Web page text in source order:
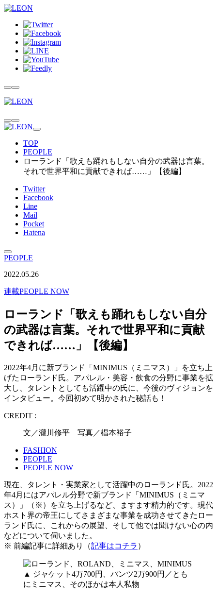
TOP
PEOPLE
ローランド「歌えも踊れもしない自分の武器は言葉。
それで世界平和に貢献できれば……」【後編】
Twitter
Facebook
Line
Mail
Pocket
Hatena
PEOPLE
2022.05.26
連載PEOPLE NOW
ローランド「歌えも踊れもしない自分
の武器は言葉。それで世界平和に貢献
できれば……」【後編】
2022年4月に新ブランド「MINIMUS（ミニマス）」を立ち上
げたローランド氏。アパレル・美容・飲食の分野に事業を拡
大し、タレントとしても活躍中の氏に、今後のヴィジョンを
インタビュー。今回初めて明かされた秘話も！
CREDIT :
文／瀧川修平 写真／椙本裕子
FASHION
PEOPLE
PEOPLE NOW
現在、タレント・実業家として活躍中のローランド氏。2022
年4月にはアパレル分野で新ブランド「MINIMUS（ミニマ
ス）」（※）を立ち上げるなど、ますます精力的です。現代
ホスト界の帝王にしてさまざまな事業を成功させてきたロー
ランド氏に、これからの展望、そして他では聞けない心の内
などについて伺いました。
※ 前編記事に詳細あり（記事はコチラ ）
▲ ジャケット4万700円、パンツ2万900円／とも
にミニマス、そのほかは本人私物